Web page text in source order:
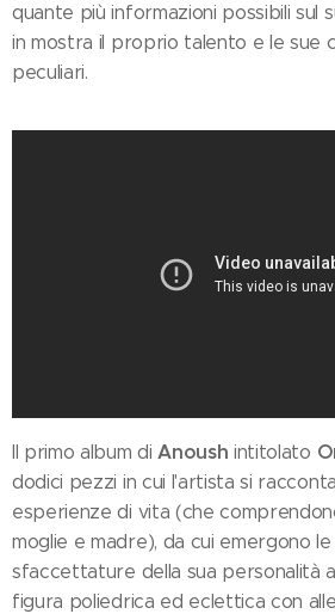
quante più informazioni possibili sul
in mostra il proprio talento e le sue
peculiari.
Il primo album di Anoush intitolato
dodici pezzi in cui l'artista si
esperienze di vita (che
moglie e madre), da cui emergono
sfaccettature della sua personalità
figura poliedrica ed eclettica con